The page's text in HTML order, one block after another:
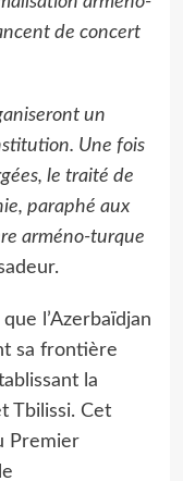
de concert
un
Une fois
le traité de
paraphé aux
arméno-turque
l’Azerbaïdjan
sa frontière
la
Tbilissi. Cet
Premier